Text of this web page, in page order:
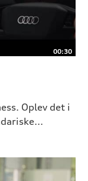
00:30
Oplev det i